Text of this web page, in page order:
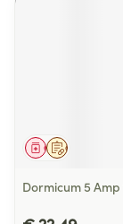
Op voorschrift
Geneesmiddel
Dormicum 5 Amp